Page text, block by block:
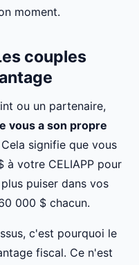
moment.
couples
ou un partenaire,
vous a son propre
Cela signifie que vous
à votre CELIAPP pour
puiser dans vos
000 $ chacun.
c'est pourquoi le
fiscal. Ce n'est